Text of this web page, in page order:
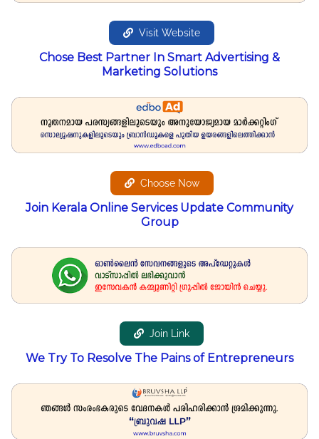
Visit Website
Chose Best Partner In Smart Advertising &
Marketing Solutions
Choose Now
Join Kerala Online Services Update Community
Group
Join Link
We Try To Resolve The Pains of Entrepreneurs